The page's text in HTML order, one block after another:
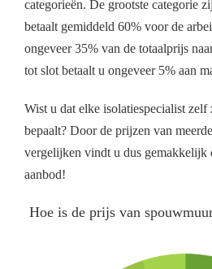
categorieën. De grootste categorie
betaalt gemiddeld 60% voor de
ongeveer 35% van de totaalprijs
tot slot betaalt u ongeveer 5% aan
Wist u dat elke isolatiespecialist zelf
bepaalt? Door de prijzen van
vergelijken vindt u dus gemakkelijk
aanbod!
Hoe is de prijs van